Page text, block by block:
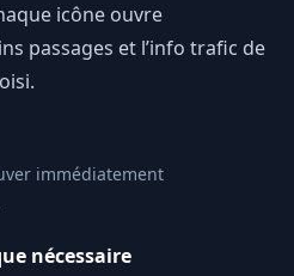
icône ouvre
passages et l’info trafic de
immédiatement
nécessaire